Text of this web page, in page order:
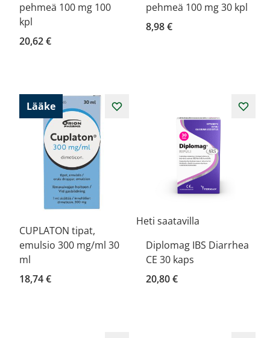
pehmeä 100 mg 100
kpl
20,62 €
pehmeä 100 mg 30 kpl
8,98 €
Lääke
CUPLATON tipat,
emulsio 300 mg/ml 30
ml
18,74 €
Heti saatavilla
Diplomag IBS Diarrhea
CE 30 kaps
20,80 €